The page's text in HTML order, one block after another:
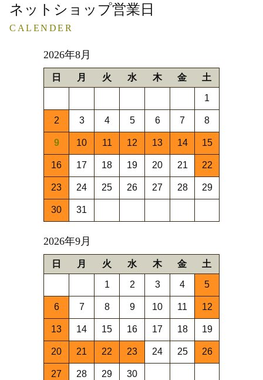
ネットショップ営業日
CALENDER
2026年8月
日 月 火 水 木 金 土
1
2 3 4 5 6 7 8
9 10 11 12 13 14 15
16 17 18 19 20 21 22
23 24 25 26 27 28 29
30 31
2026年9月
日 月 火 水 木 金 土
1 2 3 4 5
6 7 8 9 10 11 12
13 14 15 16 17 18 19
20 21 22 23 24 25 26
27 28 29 30